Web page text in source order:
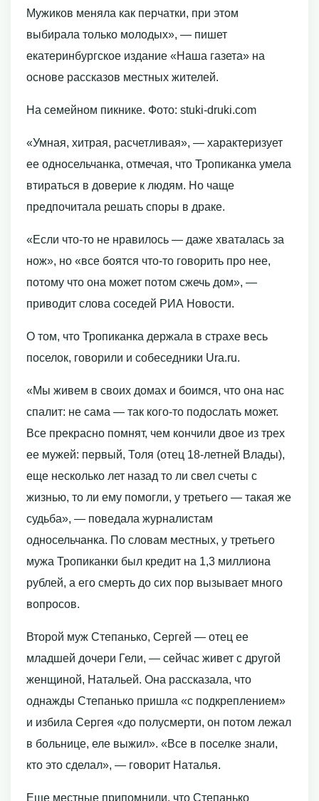
Мужиков меняла как перчатки, при этом
выбирала только молодых», — пишет
екатеринбургское издание «Наша газета» на
основе рассказов местных жителей.
На семейном пикнике. Фото: stuki-druki.com
«Умная, хитрая, расчетливая», — характеризует
ее односельчанка, отмечая, что Тропиканка умела
втираться в доверие к людям. Но чаще
предпочитала решать споры в драке.
«Если что-то не нравилось — даже хваталась за
нож», но «все боятся что-то говорить про нее,
потому что она может потом сжечь дом», —
приводит слова соседей РИА Новости.
О том, что Тропиканка держала в страхе весь
поселок, говорили и собеседники Ura.ru.
«Мы живем в своих домах и боимся, что она нас
спалит: не сама — так кого-то подослать может.
Все прекрасно помнят, чем кончили двое из трех
ее мужей: первый, Толя (отец 18-летней Влады),
еще несколько лет назад то ли свел счеты с
жизнью, то ли ему помогли, у третьего — такая же
судьба», — поведала журналистам
односельчанка. По словам местных, у третьего
мужа Тропиканки был кредит на 1,3 миллиона
рублей, а его смерть до сих пор вызывает много
вопросов.
Второй муж Степанько, Сергей — отец ее
младшей дочери Гели, — сейчас живет с другой
женщиной, Натальей. Она рассказала, что
однажды Степанько пришла «с подкреплением»
и избила Сергея «до полусмерти, он потом лежал
в больнице, еле выжил». «Все в поселке знали,
кто это сделал», — говорит Наталья.
Еще местные припомнили, что Степанько